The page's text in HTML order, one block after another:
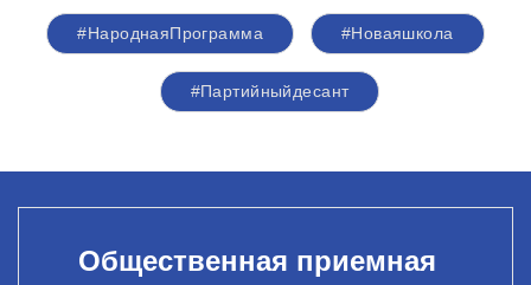
#НароднаяПрограмма #Новаяшкола
#Партийныйдесант
Общественная приемная